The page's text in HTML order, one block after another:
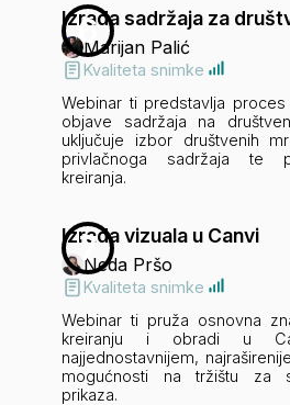
6
Izrada sadržaja za
Marijan Palić
Kvaliteta snimke
Webinar ti predstavlja
objave sadržaja na
uključuje izbor društvenih
privlačnoga sadržaja te
kreiranja.
7
Izrada vizuala u Canvi
Neda Pršo
Kvaliteta snimke
Webinar ti pruža osnovna
kreiranju i obradi u
najjednostavnijem,
mogućnosti na tržištu za
prikaza.